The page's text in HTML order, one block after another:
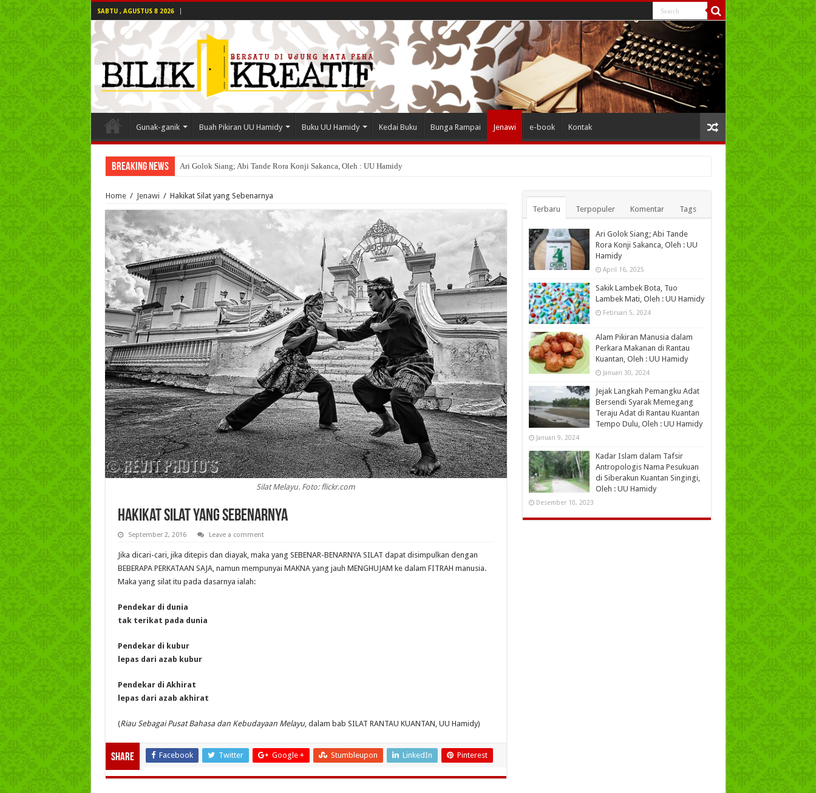
SABTU , AGUSTUS 8 2026
Gunak-ganik Buah Pikiran UU Hamidy Buku UU Hamidy Kedai Buku Bunga Rampai Jenawi e-book Kontak
Breaking News Ari Golok Siang; Abi Tande Rora Konji Sakanca, Oleh : UU Hamidy
Home / Jenawi / Hakikat Silat yang Sebenarnya
Silat Melayu. Foto: flickr.com
Hakikat Silat yang Sebenarnya
September 2, 2016 Leave a comment
Jika dicari-cari, jika ditepis dan diayak, maka yang SEBENAR-BENARNYA SILAT dapat disimpulkan dengan
BEBERAPA PERKATAAN SAJA, namun mempunyai MAKNA yang jauh MENGHUJAM ke dalam FITRAH manusia.
Maka yang silat itu pada dasarnya ialah:
Pendekar di dunia
tak terikat pada dunia
Pendekar di kubur
lepas dari azab kubur
Pendekar di Akhirat
lepas dari azab akhirat
(Riau Sebagai Pusat Bahasa dan Kebudayaan Melayu, dalam bab SILAT RANTAU KUANTAN, UU Hamidy)
Share Facebook Twitter Google + Stumbleupon LinkedIn Pinterest
Terbaru Terpopuler Komentar Tags
Ari Golok Siang; Abi Tande
Rora Konji Sakanca, Oleh : UU
Hamidy
April 16, 2025
Sakik Lambek Bota, Tuo
Lambek Mati, Oleh : UU Hamidy
Februari 5, 2024
Alam Pikiran Manusia dalam
Perkara Makanan di Rantau
Kuantan, Oleh : UU Hamidy
Januari 30, 2024
Jejak Langkah Pemangku Adat
Bersendi Syarak Memegang
Teraju Adat di Rantau Kuantan
Tempo Dulu, Oleh : UU Hamidy
Januari 9, 2024
Kadar Islam dalam Tafsir
Antropologis Nama Pesukuan
di Siberakun Kuantan Singingi,
Oleh : UU Hamidy
Desember 10, 2023